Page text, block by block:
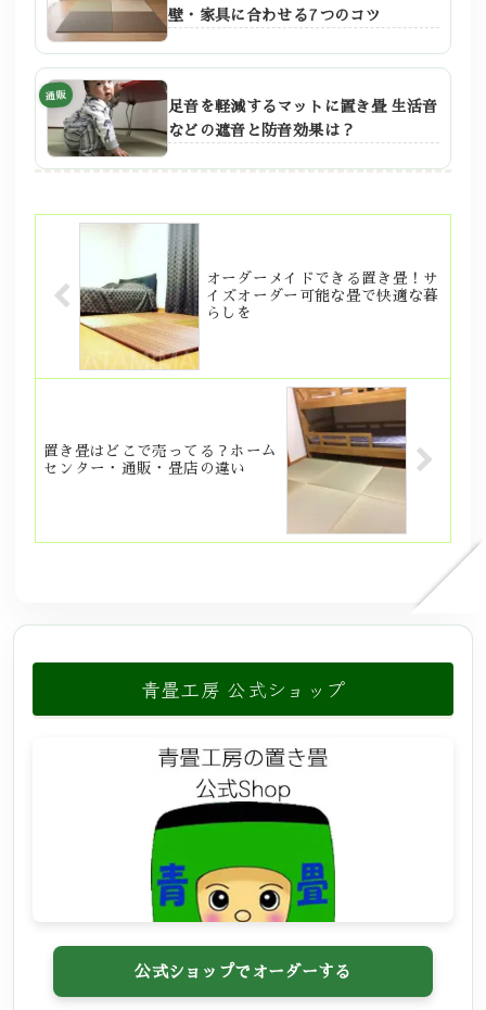
壁・家具に合わせる7つのコツ
通販
足音を軽減するマットに置き畳 生活音
などの遮音と防音効果は？
オーダーメイドできる置き畳！サ
イズオーダー可能な畳で快適な暮
らしを
置き畳はどこで売ってる？ホーム
センター・通販・畳店の違い
青畳工房 公式ショップ
公式ショップでオーダーする